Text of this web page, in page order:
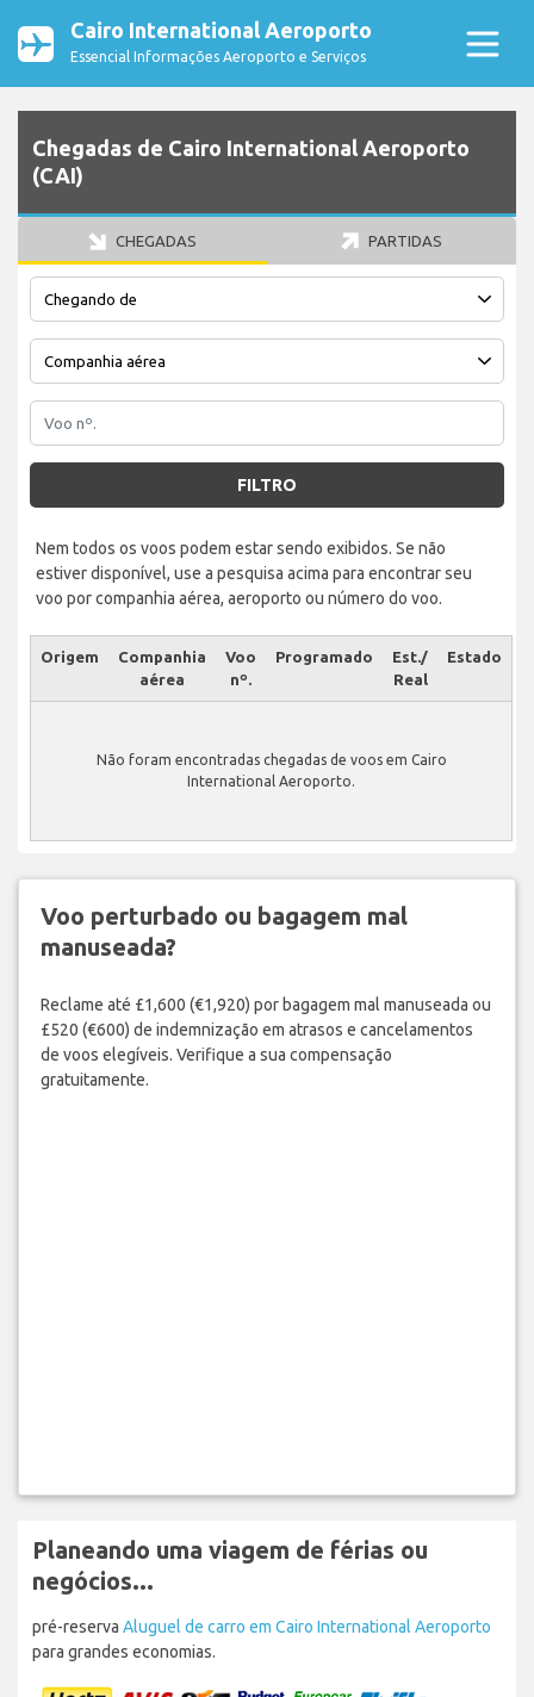
Cairo International Aeroporto
Essencial Informações Aeroporto e Serviços
Chegadas de Cairo International Aeroporto
(CAI)
CHEGADAS PARTIDAS
FILTRO
Nem todos os voos podem estar sendo exibidos. Se não
estiver disponível, use a pesquisa acima para encontrar seu
voo por companhia aérea, aeroporto ou número do voo.
Origem
Companhia
aérea
Voo
nº.
Programado
Est./
Real
Estado
Não foram encontradas chegadas de voos em Cairo
International Aeroporto.
Voo perturbado ou bagagem mal
manuseada?
Reclame até £1,600 (€1,920) por bagagem mal manuseada ou
£520 (€600) de indemnização em atrasos e cancelamentos
de voos elegíveis. Verifique a sua compensação
gratuitamente.
Planeando uma viagem de férias ou
negócios...
pré-reserva Aluguel de carro em Cairo International Aeroporto
para grandes economias.